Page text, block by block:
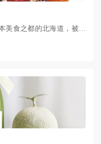
美食之都的北海道，被列
那股强烈的刺激感，而